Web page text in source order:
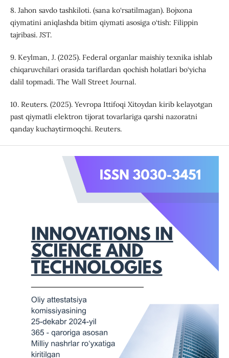
8. Jahon savdo tashkiloti. (sana ko‘rsatilmagan). Bojxona
qiymatini aniqlashda bitim qiymati asosiga o‘tish: Filippin
tajribasi. JST.
9. Keylman, J. (2025). Federal organlar maishiy texnika ishlab
chiqaruvchilari orasida tariflardan qochish holatlari bo‘yicha
dalil topmadi. The Wall Street Journal.
10. Reuters. (2025). Yevropa Ittifoqi Xitoydan kirib kelayotgan
past qiymatli elektron tijorat tovarlariga qarshi nazoratni
qanday kuchaytirmoqchi. Reuters.